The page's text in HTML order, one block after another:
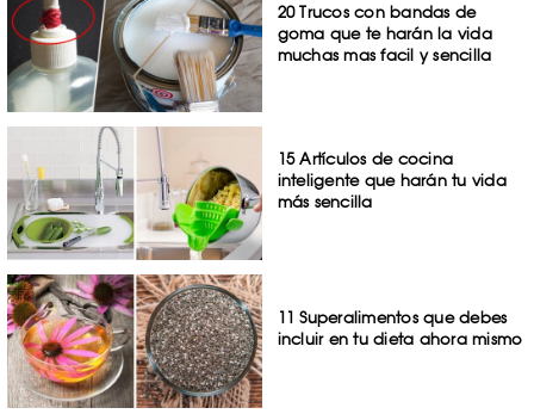
20 Trucos con bandas de
goma que te harán la vida
muchas mas facil y sencilla
15 Artículos de cocina
inteligente que harán tu vida
más sencilla
11 Superalimentos que debes
incluir en tu dieta ahora mismo